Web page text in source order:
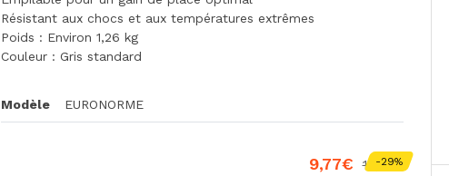
Résistant aux chocs et aux températures extrêmes
Poids : Environ 1,26 kg
Couleur : Gris standard
Modèle EURONORME
9,77€ 13,83€
-29%